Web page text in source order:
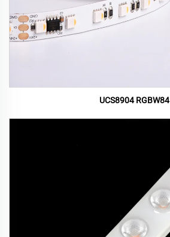
UCS8904 RGBW84